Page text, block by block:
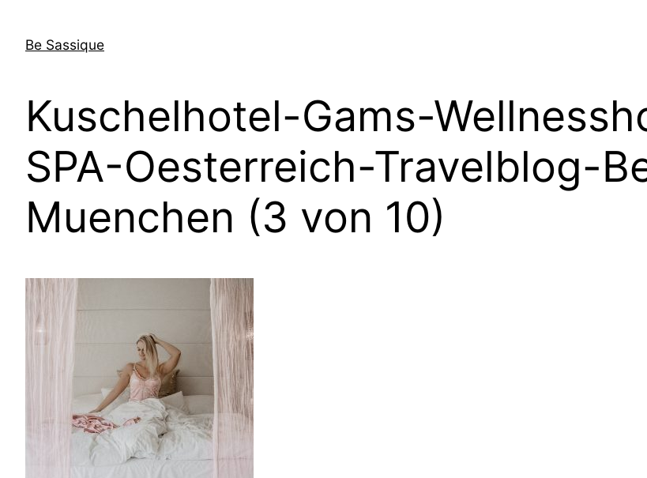
InhaltBe Sassique
Kuschelhotel-Gams-
SPA-Oesterreich-Travelblog-
Muenchen (3 von 10)